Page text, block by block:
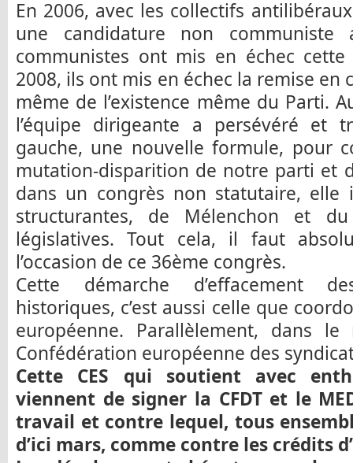
En 2006, avec les collectifs
une candidature non communiste
communistes ont mis en échec
2008, ils ont mis en échec la remise en
même de l’existence même du Parti.
l’équipe dirigeante a persévéré et
gauche, une nouvelle formule, pour
mutation-disparition de notre parti et
dans un congrès non statutaire, elle
structurantes, de Mélenchon et
législatives. Tout cela, il faut
l’occasion de ce 36ème congrès.
Cette démarche d’effacement
historiques, c’est aussi celle que
européenne. Parallèlement, dans
Confédération européenne des
Cette CES qui soutient avec
viennent de signer la CFDT et le
travail et contre lequel, tous
d’ici mars, comme contre les crédits